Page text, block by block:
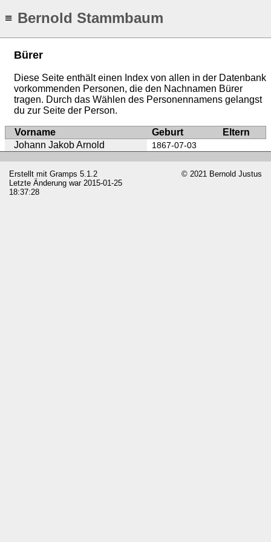
≡ Bernold Stammbaum
Bürer
Diese Seite enthält einen Index von allen in der Datenbank
vorkommenden Personen, die den Nachnamen Bürer
tragen. Durch das Wählen des Personennamens gelangst
du zur Seite der Person.
Vorname Geburt
Eltern
Johann Jakob Arnold
1867-07-03
Erstellt mit Gramps 5.1.2
Letzte Änderung war 2015-01-25
18:37:28
© 2021 Bernold Justus